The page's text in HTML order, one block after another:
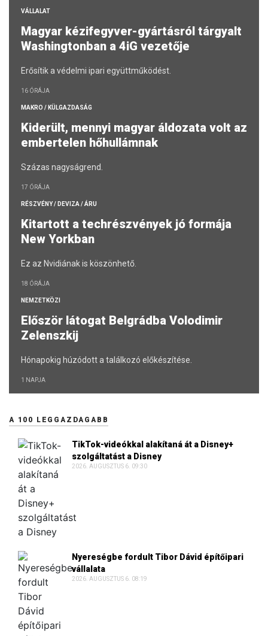
VÁLLALAT
Magyar kézifegyver-gyártásról tárgyalt
Washingtonban a 4iG vezetője
Erősítik a védelmi ipari együttműködést.
16 ÓRÁJA
MAKRO / KÜLGAZDASÁG
Kiderült, mennyi magyar áldozata volt az
embertelen hőhullámnak
Százas nagyságrend.
17 ÓRÁJA
RÉSZVÉNY / DEVIZA / ÁRU
Kitartott a techrészvények jó formája
New Yorkban
Ez az Nvidiának is köszönhető.
18 ÓRÁJA
NEMZETKÖZI
Először látogat Belgrádba Volodimir
Zelenszkij
Hónapokig húzódott a találkozó előkészítése.
1 NAPJA
A 100 LEGGAZDAGABB
TikTok-videókkal alakítaná át a Disney+
szolgáltatást a Disney
2026. AUGUSZTUS 6. 09:30
Nyereségbe fordult Tibor Dávid építőipari
vállalata
2026. AUGUSZTUS 6. 08:19